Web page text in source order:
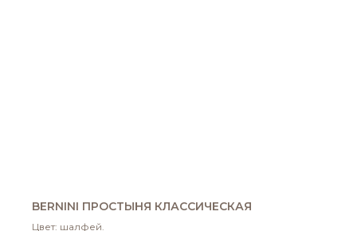
BERNINI ПРОСТЫНЯ КЛАССИЧЕСКАЯ
Цвет: шалфей.